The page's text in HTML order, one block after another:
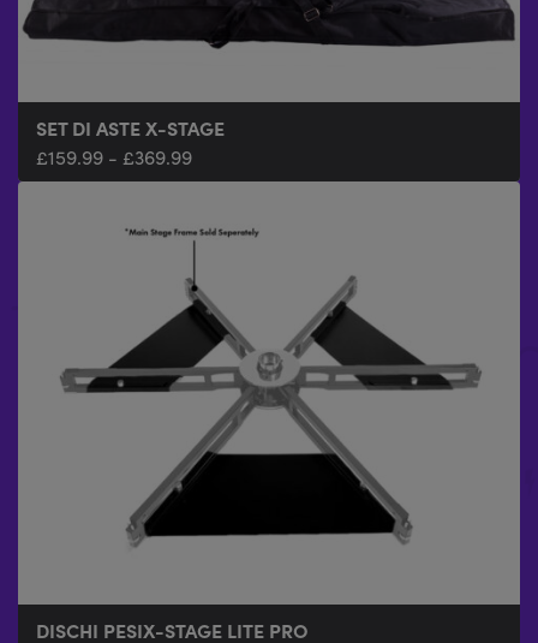
SET DI ASTE X-STAGE
£159.99 - £369.99
DISCHI PESIX-STAGE LITE PRO